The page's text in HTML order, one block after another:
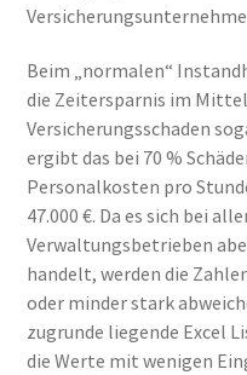
Beim „normalen“
die Zeitersparnis im
Versicherungsschaden
ergibt das bei 70 %
Personalkosten pro
47.000 €. Da es sich bei
Verwaltungsbetrieben
handelt, werden die
oder minder stark
zugrunde liegende Excel
die Werte mit wenigen